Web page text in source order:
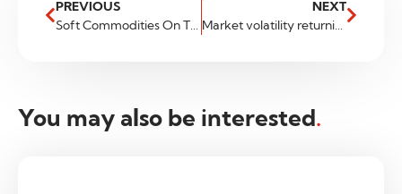
PREVIOUS
Soft Commodities On The Move!
NEXT
Market volatility returning to normal?
You may also be interested.